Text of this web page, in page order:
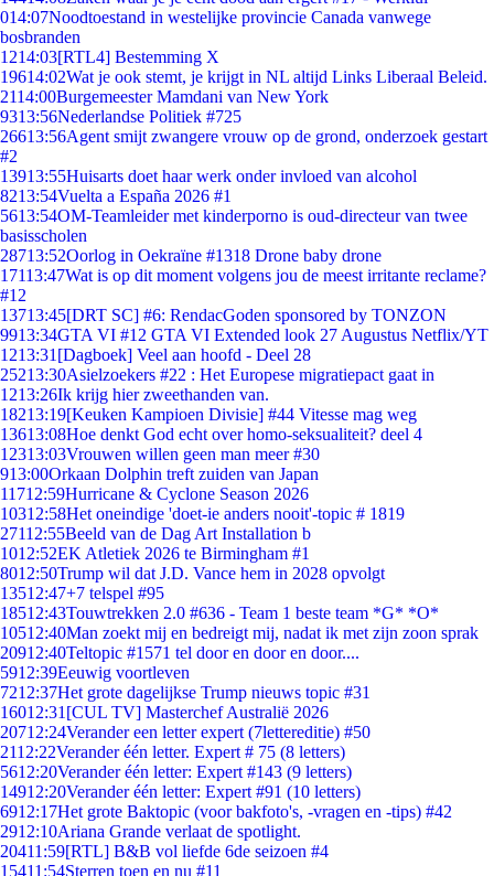
014:07Noodtoestand in westelijke provincie Canada vanwege
bosbranden
1214:03[RTL4] Bestemming X
19614:02Wat je ook stemt, je krijgt in NL altijd Links Liberaal Beleid.
2114:00Burgemeester Mamdani van New York
9313:56Nederlandse Politiek #725
26613:56Agent smijt zwangere vrouw op de grond, onderzoek gestart
#2
13913:55Huisarts doet haar werk onder invloed van alcohol
8213:54Vuelta a España 2026 #1
5613:54OM-Teamleider met kinderporno is oud-directeur van twee
basisscholen
28713:52Oorlog in Oekraïne #1318 Drone baby drone
17113:47Wat is op dit moment volgens jou de meest irritante reclame?
#12
13713:45[DRT SC] #6: RendacGoden sponsored by TONZON
9913:34GTA VI #12 GTA VI Extended look 27 Augustus Netflix/YT
1213:31 [Dagboek] Veel aan hoofd - Deel 28
25213:30Asielzoekers #22 : Het Europese migratiepact gaat in
1213:26Ik krijg hier zweethanden van.
18213:19[Keuken Kampioen Divisie] #44 Vitesse mag weg
13613:08Hoe denkt God echt over homo-seksualiteit? deel 4
12313:03Vrouwen willen geen man meer #30
913:00Orkaan Dolphin treft zuiden van Japan
11712:59Hurricane & Cyclone Season 2026
10312:58Het oneindige 'doet-ie anders nooit'-topic # 1819
27112:55Beeld van de Dag Art Installation b
1012:52EK Atletiek 2026 te Birmingham #1
8012:50Trump wil dat J.D. Vance hem in 2028 opvolgt
13512:47+7 telspel #95
18512:43Touwtrekken 2.0 #636 - Team 1 beste team *G* *O*
10512:40Man zoekt mij en bedreigt mij, nadat ik met zijn zoon sprak
20912:40Teltopic #1571 tel door en door en door....
5912:39Eeuwig voortleven
7212:37Het grote dagelijkse Trump nieuws topic #31
16012:31 [CUL TV] Masterchef Australië 2026
20712:24Verander een letter expert (7lettereditie) #50
2112:22Verander één letter. Expert # 75 (8 letters)
5612:20Verander één letter: Expert #143 (9 letters)
14912:20Verander één letter: Expert #91 (10 letters)
6912:17Het grote Baktopic (voor bakfoto's, -vragen en -tips) #42
2912:10Ariana Grande verlaat de spotlight.
20411:59[RTL] B&B vol liefde 6de seizoen #4
15411:54Sterren toen en nu #11